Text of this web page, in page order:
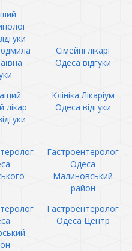
Сімейні лікарі
Одеса відгуки
лікар
Клініка Лікаріум
Одеса відгуки
Гастроентеролог
Одеса
Малиновський
район
Гастроентеролог
Одеса Центр